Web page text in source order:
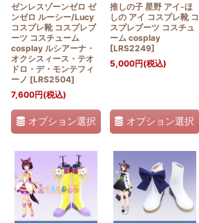
ゼンレスゾーンゼロ ゼ
ンゼロ ルーシー/Lucy
コスプレ靴 コスプレブ
ーツ コスチューム
cosplay ルシアーナ・
オクシスィース・テオ
ドロ・デ・モンテフィ
ーノ [LRS2504]
7,600円(税込)
オプション選択
推しの子 星野 アイ-ほ
しの アイ コスプレ靴 コ
スプレブーツ コスチュ
ーム cosplay
[LRS2249]
5,000円(税込)
オプション選択